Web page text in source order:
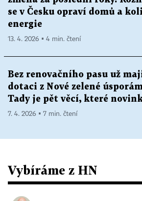
se v Česku opraví domů a
energie
13. 4. 2026 ▪ 4 min. čtení
Bez renovačního pasu už
dotaci z Nové zelené
Tady je pět věcí, které
7. 4. 2026 ▪ 7 min. čtení
Vybíráme z HN